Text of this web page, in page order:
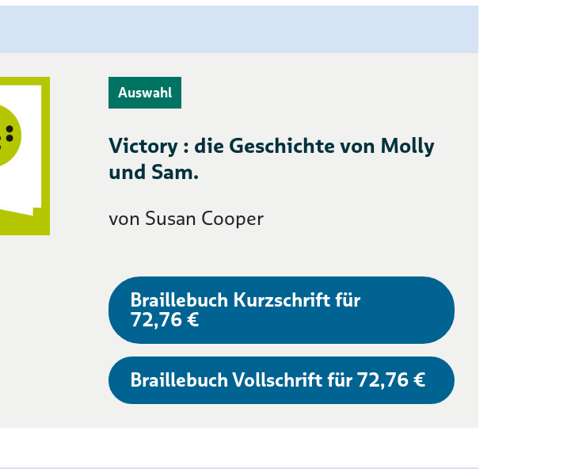
Auswahl
Victory : die Geschichte von Molly
und Sam.
von Susan Cooper
Braillebuch Kurzschrift für
72,76 €
Braillebuch Vollschrift für 72,76 €